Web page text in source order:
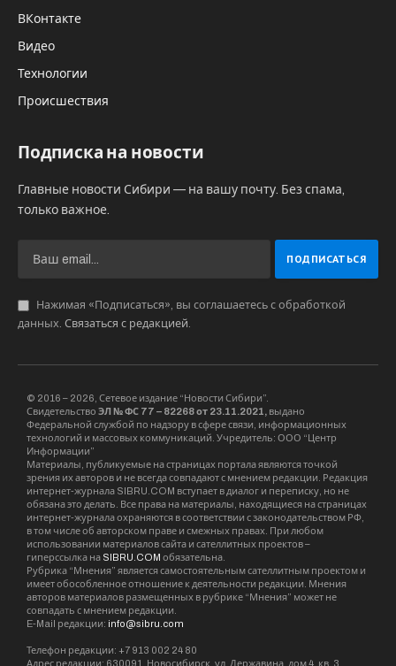
ВКонтакте
Видео
Технологии
Происшествия
Подписка на новости
Главные новости Сибири — на вашу почту. Без спама,
только важное.
Нажимая «Подписаться», вы соглашаетесь с обработкой
данных. Связаться с редакцией.
© 2016 – 2026, Сетевое издание “Новости Сибири”.
Свидетельство ЭЛ № ФС 77 – 82268 от 23.11.2021, выдано
Федеральной службой по надзору в сфере связи, информационных
технологий и массовых коммуникаций. Учредитель: ООО “Центр
Информации”
Материалы, публикуемые на страницах портала являются точкой
зрения их авторов и не всегда совпадают с мнением редакции. Редакция
интернет-журнала SIBRU.COM вступает в диалог и переписку, но не
обязана это делать. Все права на материалы, находящиеся на страницах
интернет-журнала охраняются в соответствии с законодательством РФ,
в том числе об авторском праве и смежных правах. При любом
использовании материалов сайта и сателлитных проектов –
гиперссылка на SIBRU.COM обязательна.
Рубрика “Мнения” является самостоятельным сателлитным проектом и
имеет обособленное отношение к деятельности редакции. Мнения
авторов материалов размещенных в рубрике “Мнения” может не
совпадать с мнением редакции.
E-Mail редакции: info@sibru.com
Телефон редакции: +7 913 002 24 80
Адрес редакции: 630091, Новосибирск, ул. Державина, дом 4, кв. 3